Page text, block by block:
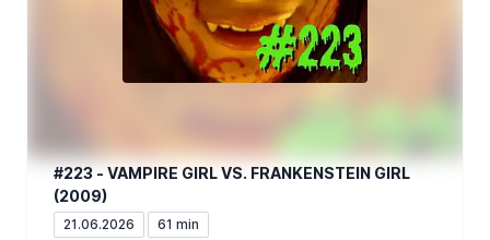
#223 - VAMPIRE GIRL VS. FRANKENSTEIN GIRL
(2009)
21.06.2026 61 min